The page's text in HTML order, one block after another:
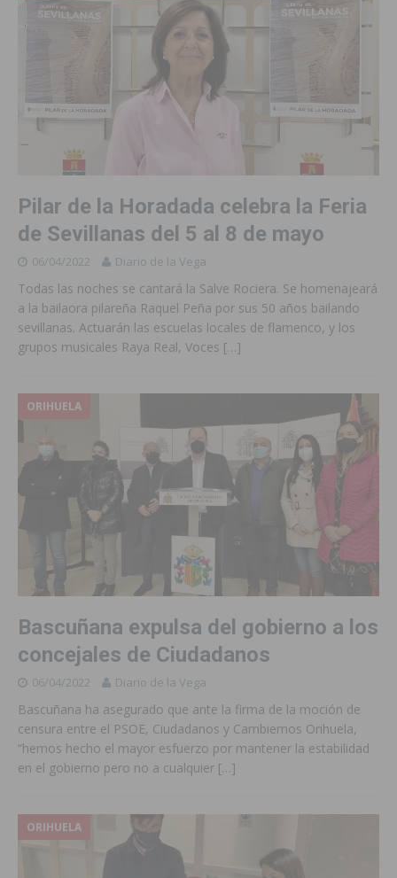
Pilar de la Horadada celebra la Feria
de Sevillanas del 5 al 8 de mayo
06/04/2022 Diario de la Vega
Todas las noches se cantará la Salve Rociera. Se homenajeará
a la bailaora pilareña Raquel Peña por sus 50 años bailando
sevillanas. Actuarán las escuelas locales de flamenco, y los
grupos musicales Raya Real, Voces […]
ORIHUELA
Bascuñana expulsa del gobierno a los
concejales de Ciudadanos
06/04/2022 Diario de la Vega
Bascuñana ha asegurado que ante la firma de la moción de
censura entre el PSOE, Ciudadanos y Cambiemos Orihuela,
“hemos hecho el mayor esfuerzo por mantener la estabilidad
en el gobierno pero no a cualquier […]
ORIHUELA